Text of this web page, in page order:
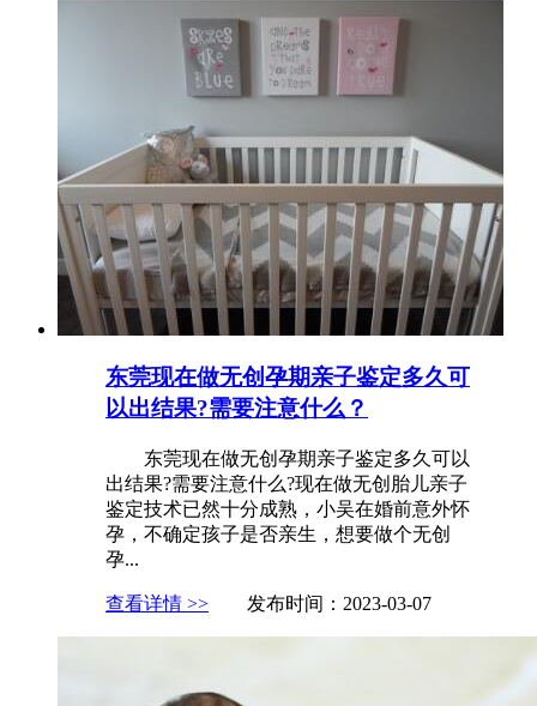
东莞现在做无创孕期亲子鉴定多久可
以出结果?需要注意什么？
东莞现在做无创孕期亲子鉴定多久可以
出结果?需要注意什么?现在做无创胎儿亲子
鉴定技术已然十分成熟，小吴在婚前意外怀
孕，不确定孩子是否亲生，想要做个无创
孕...
查看详情 >> 发布时间：2023-03-07